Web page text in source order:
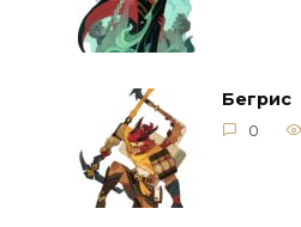
Бегрис
0